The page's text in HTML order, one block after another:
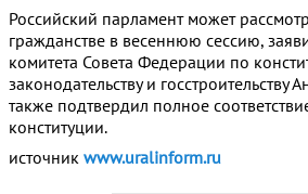
Российский парламент может
гражданстве в весеннюю сессию,
комитета Совета Федерации по
законодательству и
также подтвердил полное
конституции.
источник www.uralinform.ru